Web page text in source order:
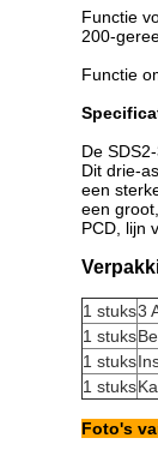
Functie
200-
Functie
De
Dit drie-
een
een
PCD, lijn
1 stuks3
1 stuks
1 stuks
1 stuks
Foto's